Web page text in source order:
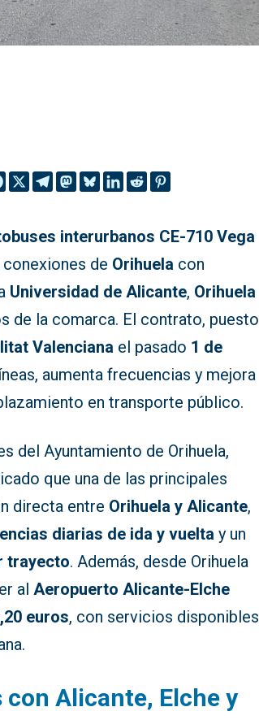
interurbanos CE-710 Vega
de Orihuela con
Universidad de Alicante, Orihuela
de la comarca. El contrato, puesto
Valenciana el pasado 1 de
aumenta frecuencias y mejora
en transporte público.
del Ayuntamiento de Orihuela,
que una de las principales
directa entre Orihuela y Alicante,
diarias de ida y vuelta y un
trayecto. Además, desde Orihuela
alAeropuerto Alicante-Elche
euros, con servicios disponibles
con Alicante, Elche y